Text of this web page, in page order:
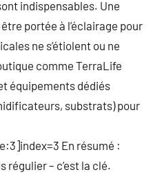
indispensables. Une
portée à l’éclairage pour
ne s’étiolent ou ne
comme TerraLife
équipements dédiés
substrats) pour
En résumé :
– c’est la clé.